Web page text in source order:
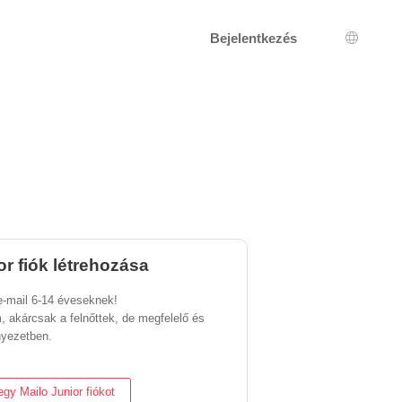
Bejelentkezés
Nyelv
fiók létrehozása
mail 6-14 éveseknek!
akárcsak a felnőttek, de megfelelő és
Mailo Junior fiókot